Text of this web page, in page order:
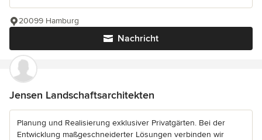
Nachricht
20099 Hamburg
Jensen Landschaftsarchitekten
Planung und Realisierung exklusiver Privatgärten. Bei der
Entwicklung maßgeschneiderter Lösungen verbinden wir